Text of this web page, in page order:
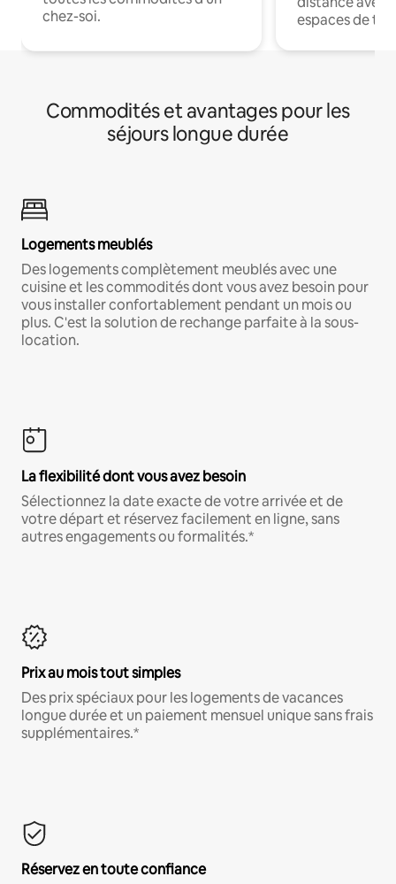
chez-soi.
espaces de
Commodités et avantages pour les
séjours longue durée
Logements meublés
Des logements complètement meublés avec une
cuisine et les commodités dont vous avez besoin pour
vous installer confortablement pendant un mois ou
plus. C'est la solution de rechange parfaite à la sous-
location.
La flexibilité dont vous avez besoin
Sélectionnez la date exacte de votre arrivée et de
votre départ et réservez facilement en ligne, sans
autres engagements ou formalités.*
Prix au mois tout simples
Des prix spéciaux pour les logements de vacances
longue durée et un paiement mensuel unique sans frais
supplémentaires.*
Réservez en toute confiance